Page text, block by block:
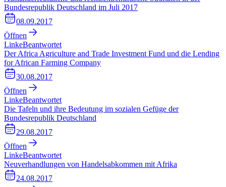
Bundesrepublik Deutschland im Juli 2017
08.09.2017
Öffnen
LinkeBeantwortet
Der Africa Agriculture and Trade Investment Fund und die Lending
for African Farming Company
30.08.2017
Öffnen
LinkeBeantwortet
Die Tafeln und ihre Bedeutung im sozialen Gefüge der
Bundesrepublik Deutschland
29.08.2017
Öffnen
LinkeBeantwortet
Neuverhandlungen von Handelsabkommen mit Afrika
24.08.2017